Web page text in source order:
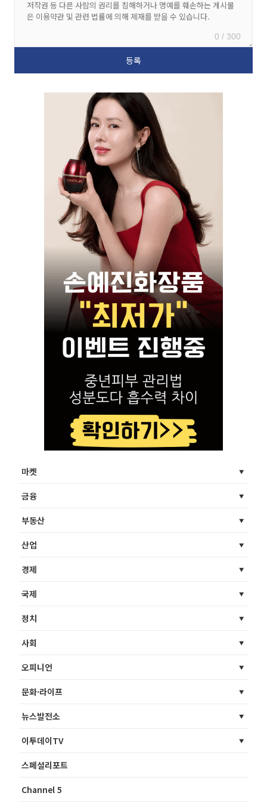
0 / 300
마켓
금융
부동산
산업
경제
국제
정치
사회
오피니언
문화·라이프
뉴스발전소
이투데이TV
스페셜리포트
Channel 5